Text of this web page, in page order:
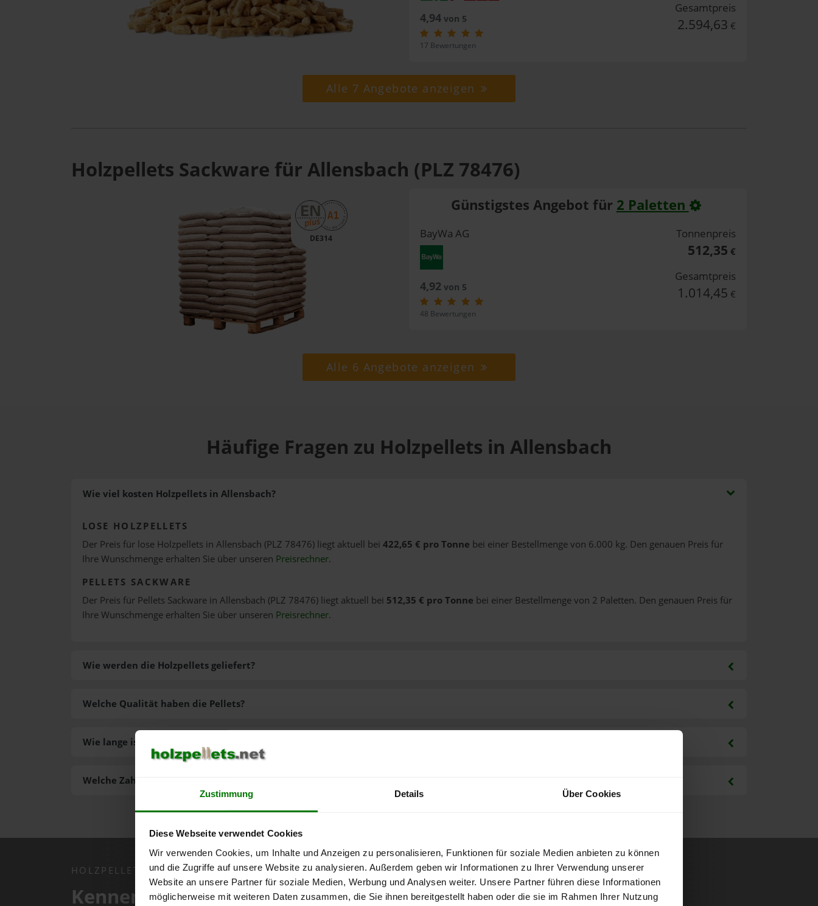
Zustimmung Details Über Cookies
Diese Webseite verwendet Cookies
Wir verwenden Cookies, um Inhalte und Anzeigen zu personalisieren, Funktionen für soziale Medien anbieten zu können
und die Zugriffe auf unsere Website zu analysieren. Außerdem geben wir Informationen zu Ihrer Verwendung unserer
Website an unsere Partner für soziale Medien, Werbung und Analysen weiter. Unsere Partner führen diese Informationen
möglicherweise mit weiteren Daten zusammen, die Sie ihnen bereitgestellt haben oder die sie im Rahmen Ihrer Nutzung
4,94von 5
17 Bewertungen
Gesamtpreis
2.594,63 €
Alle 7 Angebote anzeigen
Holzpellets Sackware für Allensbach (PLZ 78476)
DE314
Günstigstes Angebot für 2 Paletten
BayWa AG
4,92von 5
48 Bewertungen
Tonnenpreis
512,35 €
Gesamtpreis
1.014,45 €
Alle 6 Angebote anzeigen
Häufige Fragen zu Holzpellets in Allensbach
Wie viel kosten Holzpellets in Allensbach?
LOSE HOLZPELLETS
Der Preis für lose Holzpellets in Allensbach (PLZ 78476) liegt aktuell bei 422,65 € pro Tonne bei einer Bestellmenge von 6.000 kg. Den genauen Preis für
Ihre Wunschmenge erhalten Sie über unseren Preisrechner.
PELLETS SACKWARE
Der Preis für Pellets Sackware in Allensbach (PLZ 78476) liegt aktuell bei 512,35 € pro Tonne bei einer Bestellmenge von 2 Paletten. Den genauen Preis für
Ihre Wunschmenge erhalten Sie über unseren Preisrechner.
Wie werden die Holzpellets geliefert?
Welche Zahlungsarten gibt es?
Welche Qualität haben die Pellets?
Wie lange ist die Lieferzeit der Pellets?
HOLZPELLETS.NET APP
Kennen Sie schon unsere kostenlose